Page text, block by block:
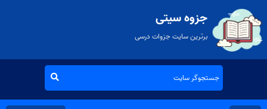
جزوه سیتی
برترین سایت جزوات درسی